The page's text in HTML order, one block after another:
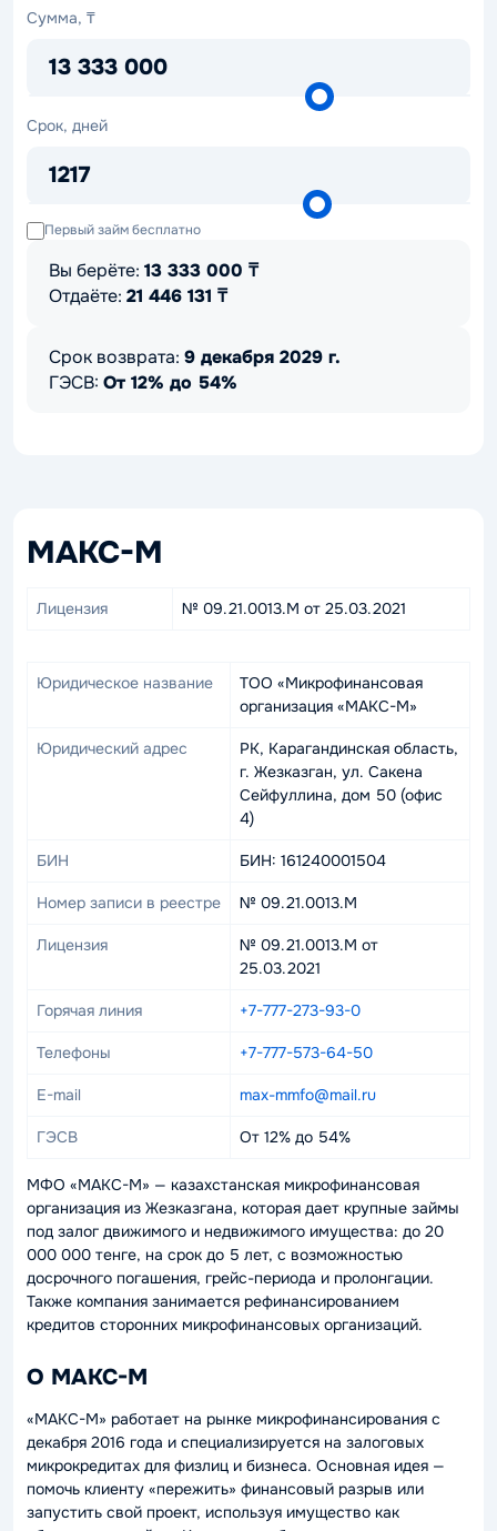
Сумма, ₸
13 333 000
Сумма,
Срок, дней
1217
Срок,
Первый займ бесплатно
Вы берёте: 13 333 000 ₸
Отдаёте: 21 446 131 ₸
Срок возврата: 9 декабря 2029 г.
ГЭСВ: От 12% до 54%
МАКС-М
Лицензия № 09.21.0013.М от 25.03.2021
Юридическое название
ТОО «Микрофинансовая
организация «МАКС-М»
Юридический адрес
РК, Карагандинская область,
г. Жезказган, ул. Сакена
Сейфуллина, дом 50 (офис
4)
БИН БИН: 161240001504
Номер записи в реестре № 09.21.0013.М
Лицензия
№ 09.21.0013.М от
25.03.2021
Горячая линия +7-777-273-93-0
Телефоны +7-777-573-64-50
E-mail max-mmfo@mail.ru
ГЭСВ От 12% до 54%
МФО «МАКС-М» — казахстанская микрофинансовая
организация из Жезказгана, которая дает крупные займы
под залог движимого и недвижимого имущества: до 20
000 000 тенге, на срок до 5 лет, с возможностью
досрочного погашения, грейс-периода и пролонгации.
Также компания занимается рефинансированием
кредитов сторонних микрофинансовых организаций.
О МАКС-М
«МАКС-М» работает на рынке микрофинансирования с
декабря 2016 года и специализируется на залоговых
микрокредитах для физлиц и бизнеса. Основная идея —
помочь клиенту «пережить» финансовый разрыв или
запустить свой проект, используя имущество как